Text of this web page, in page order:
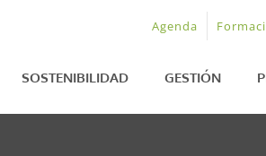
Agenda
SOSTENIBILIDAD GESTIÓN